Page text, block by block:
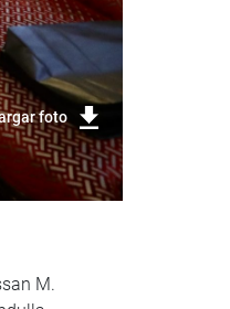
foto
M.